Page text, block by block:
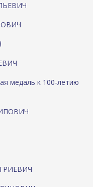
медаль к 100-летию